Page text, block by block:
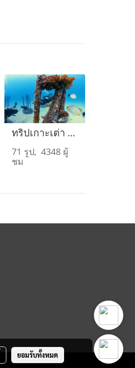
ทริปเกาะเต่า เดือนกรกฎาคม 2022
71 รูป, 4348 ผู้
ชม
ยอมรับทั้งหมด